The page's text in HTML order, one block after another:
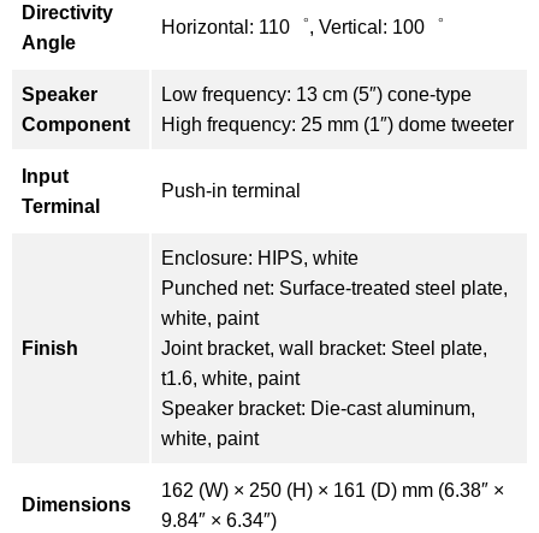
Directivity
Angle
Horizontal: 110゜, Vertical: 100゜
Speaker
Component
Low frequency: 13 cm (5″) cone-type
High frequency: 25 mm (1″) dome tweeter
Input
Terminal
Push-in terminal
Finish
Enclosure: HIPS, white
Punched net: Surface-treated steel plate,
white, paint
Joint bracket, wall bracket: Steel plate,
t1.6, white, paint
Speaker bracket: Die-cast aluminum,
white, paint
Dimensions
162 (W) × 250 (H) × 161 (D) mm (6.38″ ×
9.84″ × 6.34″)